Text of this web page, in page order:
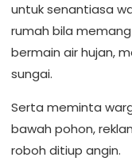
untuk senantiasa
rumah bila
bermain air hujan,
sungai.
Serta meminta
bawah pohon,
roboh ditiup angin.